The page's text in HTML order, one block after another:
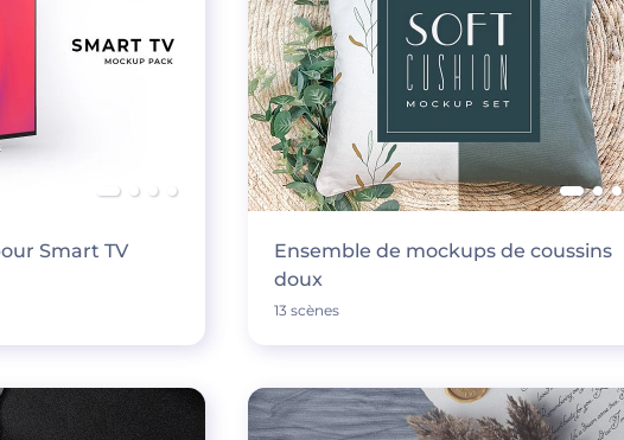
Smart TV
Ensemble de mockups de coussins
doux
13 scènes